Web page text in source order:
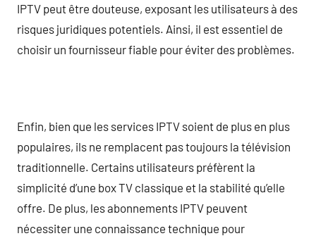
IPTV peut être douteuse, exposant les utilisateurs à des
risques juridiques potentiels. Ainsi, il est essentiel de
choisir un fournisseur fiable pour éviter des problèmes.
Enfin, bien que les services IPTV soient de plus en plus
populaires, ils ne remplacent pas toujours la télévision
traditionnelle. Certains utilisateurs préfèrent la
simplicité d’une box TV classique et la stabilité qu’elle
offre. De plus, les abonnements IPTV peuvent
nécessiter une connaissance technique pour